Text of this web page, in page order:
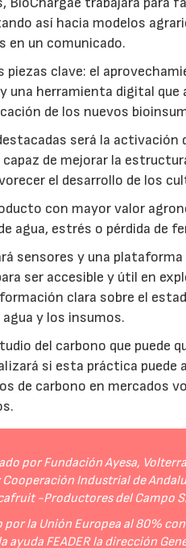
así hacia modelos
en un comunicado.
piezas clave: el
una herramienta digital
de los nuevos
será la
de mejorar la
el desarrollo de los
con mayor valor
agua, estrés o pérdida de
sensores y una
ser accesible y útil en
clara sobre el
y los insumos.
del carbono que puede
si esta práctica puede
de carbono en mercados
por Fundación Ayesa,
Industrial de
-Productores del Campo
la Unión Europea al 80%
ayuda FEADER la dirección